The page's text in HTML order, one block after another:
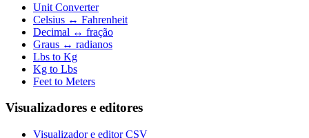
Unit Converter
Celsius ↔ Fahrenheit
Decimal ↔ fração
Graus ↔ radianos
Lbs to Kg
Kg to Lbs
Feet to Meters
Visualizadores e editores
Visualizador e editor CSV